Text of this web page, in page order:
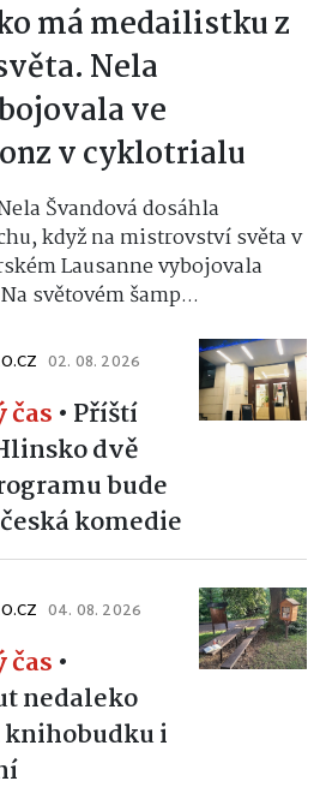
má medailistku z
Nela
ve
v cyklotrialu
Švandová dosáhla
když na mistrovství světa v
Lausanne vybojovala
světovém šamp...
02. 08. 2026
• Příští
dvě
bude
komedie
04. 08. 2026
•
nedaleko
i